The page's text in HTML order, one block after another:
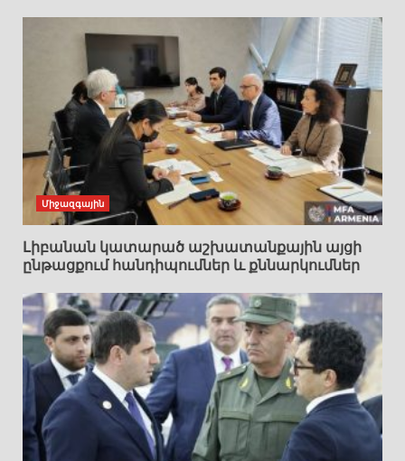
Միջազգային
Լիբանան կատարած աշխատանքային այցի
ընթացքում հանդիպումներ և քննարկումներ